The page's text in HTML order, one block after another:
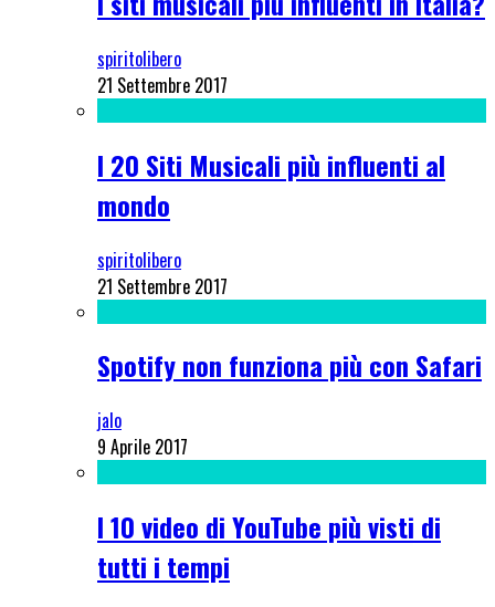
spiritolibero
21 Settembre 2017
I 20 Siti Musicali più influenti al
mondo
spiritolibero
21 Settembre 2017
Spotify non funziona più con Safari
jalo
9 Aprile 2017
I 10 video di YouTube più visti di
tutti i tempi